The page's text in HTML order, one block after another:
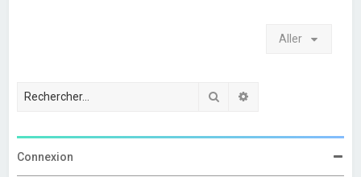
Aller
Rechercher
Connexion